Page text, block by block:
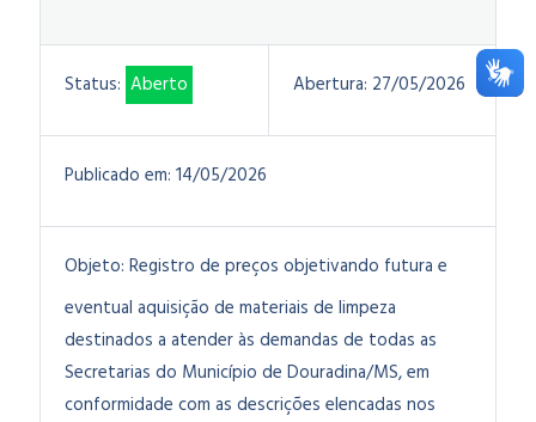
Status: Aberto Abertura: 27/05/2026
Publicado em: 14/05/2026
Objeto: Registro de preços objetivando futura e
eventual aquisição de materiais de limpeza
destinados a atender às demandas de todas as
Secretarias do Município de Douradina/MS, em
conformidade com as descrições elencadas nos